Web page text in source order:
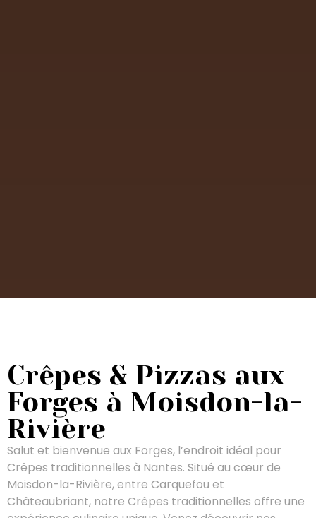
Crêpes & Pizzas aux
Forges à Moisdon-la-
Rivière
Salut et bienvenue aux Forges, l’endroit idéal pour
Crêpes traditionnelles à Nantes. Situé au cœur de
Moisdon-la-Rivière, entre Carquefou et
Châteaubriant, notre Crêpes traditionnelles offre une